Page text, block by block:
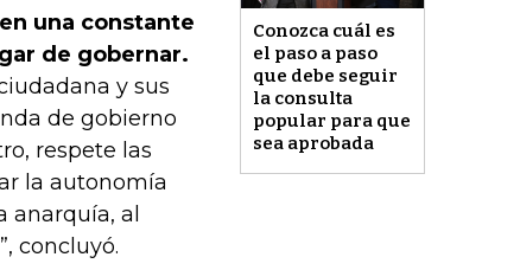
Conozca cuál es
el paso a paso
que debe seguir
la consulta
popular para que
sea aprobada
una constante
de gobernar.
y sus
de gobierno
respete las
la autonomía
anarquía, al
concluyó.